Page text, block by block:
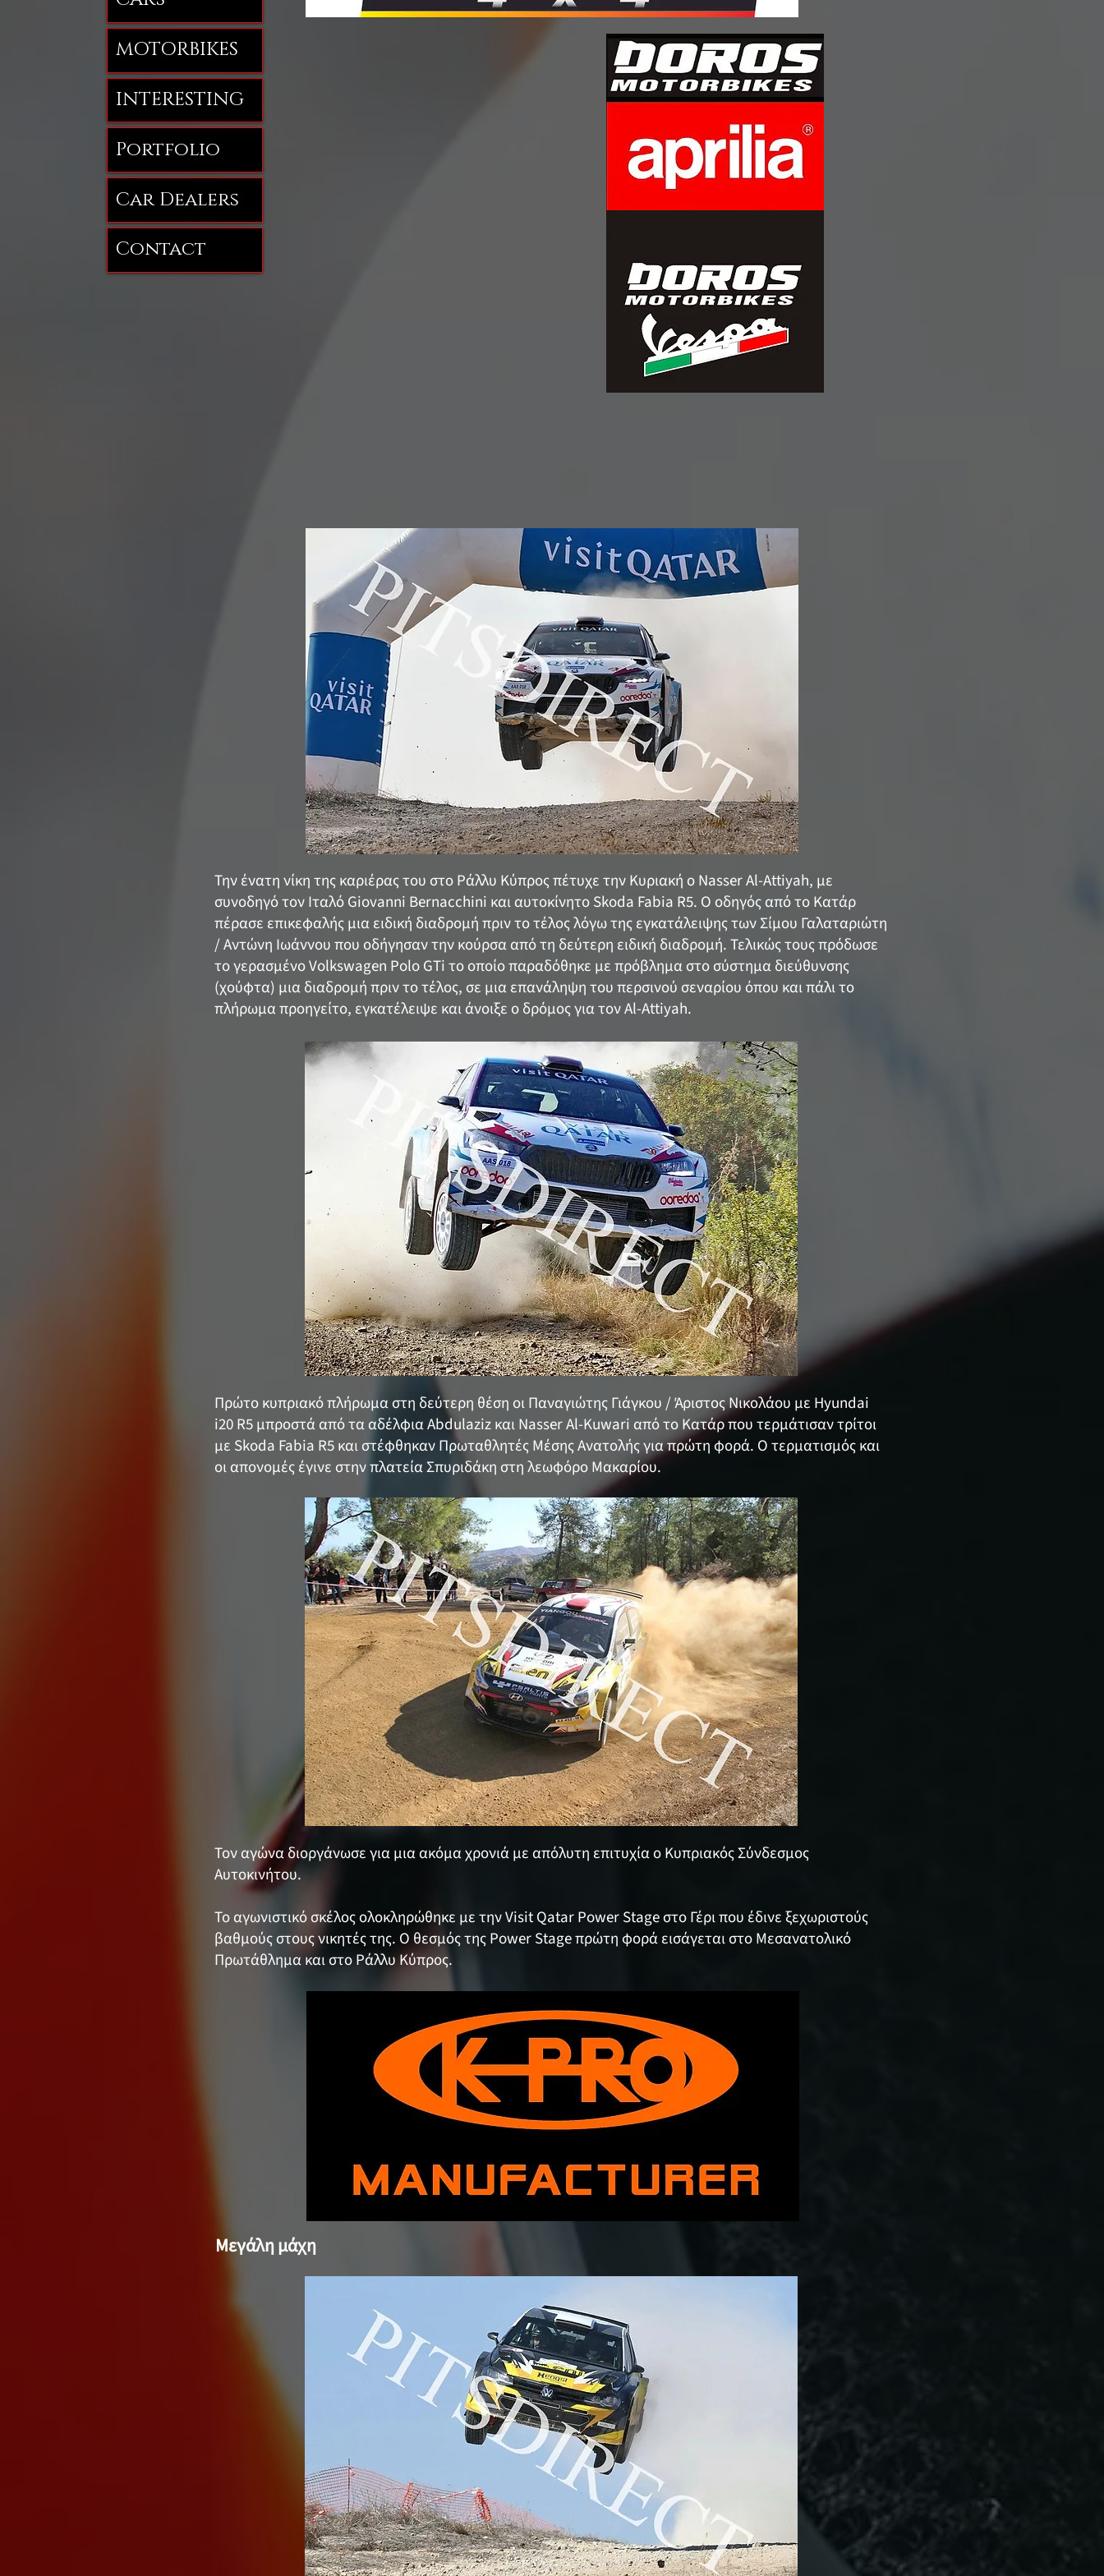
MOTORBIKES
INTERESTING
Portfolio
Car Dealers
Contact
Την ένατη νίκη της καριέρας του στο Ράλλυ Κύπρος πέτυχε την Κυριακή ο Nasser Al-Attiyah, με
συνοδηγό τον Ιταλό Giovanni Bernacchini και αυτοκίνητο Skoda Fabia R5. Ο οδηγός από το Κατάρ
πέρασε επικεφαλής μια ειδική διαδρομή πριν το τέλος λόγω της εγκατάλειψης των Σίμου Γαλαταριώτη
/ Αντώνη Ιωάννου που οδήγησαν την κούρσα από τη δεύτερη ειδική διαδρομή. Τελικώς τους πρόδωσε
το γερασμένο Volkswagen Polo GTi το οποίο παραδόθηκε με πρόβλημα στο σύστημα διεύθυνσης
(χούφτα) μια διαδρομή πριν το τέλος, σε μια επανάληψη του περσινού σεναρίου όπου και πάλι το
πλήρωμα προηγείτο, εγκατέλειψε και άνοιξε ο δρόμος για τον Al-Attiyah.
Πρώτο κυπριακό πλήρωμα στη δεύτερη θέση οι Παναγιώτης Γιάγκου / Άριστος Νικολάου με Hyundai
i20 R5 μπροστά από τα αδέλφια Abdulaziz και Nasser Al-Kuwari από το Κατάρ που τερμάτισαν τρίτοι
με Skoda Fabia R5 και στέφθηκαν Πρωταθλητές Μέσης Ανατολής για πρώτη φορά. Ο τερματισμός και
οι απονομές έγινε στην πλατεία Σπυριδάκη στη λεωφόρο Μακαρίου.
Τον αγώνα διοργάνωσε για μια ακόμα χρονιά με απόλυτη επιτυχία ο Κυπριακός Σύνδεσμος
Αυτοκινήτου.
Το αγωνιστικό σκέλος ολοκληρώθηκε με την Visit Qatar Power Stage στο Γέρι που έδινε ξεχωριστούς
βαθμούς στους νικητές της. Ο θεσμός της Power Stage πρώτη φορά εισάγεται στο Μεσανατολικό
Πρωτάθλημα και στο Ράλλυ Κύπρος.
Μεγάλη μάχη